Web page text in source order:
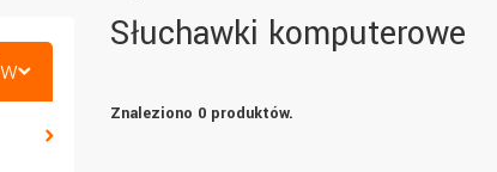
Słuchawki komputerowe
Znaleziono 0 produktów.